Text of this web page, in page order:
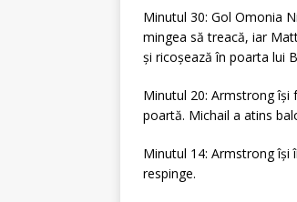
Minutul 30: Gol Omonia
mingea să treacă, iar
și ricoșează în poarta lui
Minutul 20: Armstrong își
poartă. Michail a atins
Minutul 14: Armstrong își
respinge.